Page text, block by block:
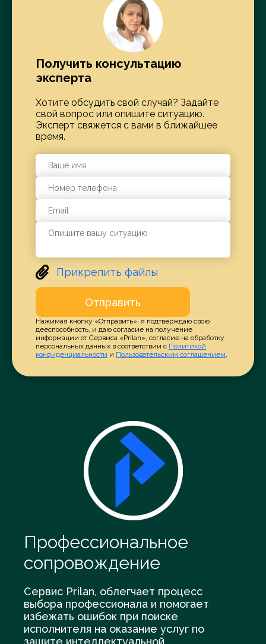
Получить консультацию
эксперта
Хотите обсудить свой случай? Задайте
свой вопрос или опишите ситуацию.
Эксперт свяжется с вами в ближайшее
время.
Прикрепить файлы
Отправить
Нажимая кнопку «Отправить», я подтверждаю свою
дееспособность, и даю согласие на получение
информации от Сервиса «Prilan», согласие на обработку
персональных данных в соответствии с Политикой
конфиденциальности и Пользовательским соглашением.
Профессиональное
сопровождение
Сервис Prilan, облегчает процесс
выбора профессионала и помогает
избежать ошибок при поиске
исполнителя на оказание услуг по
защите интеллектуальной